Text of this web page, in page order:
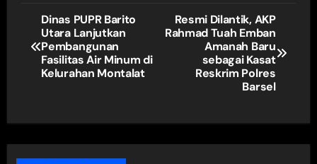
Navigasi
pos
Dinas PUPR Barito
Utara Lanjutkan
Pembangunan
Fasilitas Air Minum di
Kelurahan Montalat
Resmi Dilantik, AKP
Rahmad Tuah Emban
Amanah Baru
sebagai Kasat
Reskrim Polres
Barsel